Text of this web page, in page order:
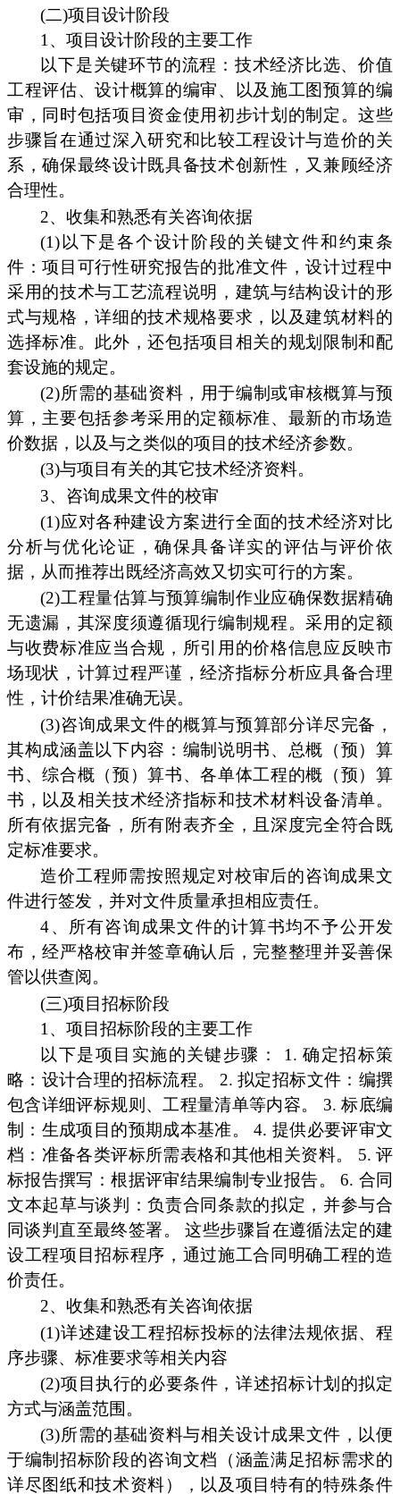
(二)项目设计阶段
1、项目设计阶段的主要工作
以下是关键环节的流程：技术经济比选、价值
工程评估、设计概算的编审、以及施工图预算的编
审，同时包括项目资金使用初步计划的制定。这些
步骤旨在通过深入研究和比较工程设计与造价的关
系，确保最终设计既具备技术创新性，又兼顾经济
合理性。
2、收集和熟悉有关咨询依据
(1)以下是各个设计阶段的关键文件和约束条
件：项目可行性研究报告的批准文件，设计过程中
采用的技术与工艺流程说明，建筑与结构设计的形
式与规格，详细的技术规格要求，以及建筑材料的
选择标准。此外，还包括项目相关的规划限制和配
套设施的规定。
(2)所需的基础资料，用于编制或审核概算与预
算，主要包括参考采用的定额标准、最新的市场造
价数据，以及与之类似的项目的技术经济参数。
(3)与项目有关的其它技术经济资料。
3、咨询成果文件的校审
(1)应对各种建设方案进行全面的技术经济对比
分析与优化论证，确保具备详实的评估与评价依
据，从而推荐出既经济高效又切实可行的方案。
(2)工程量估算与预算编制作业应确保数据精确
无遗漏，其深度须遵循现行编制规程。采用的定额
与收费标准应当合规，所引用的价格信息应反映市
场现状，计算过程严谨，经济指标分析应具备合理
性，计价结果准确无误。
(3)咨询成果文件的概算与预算部分详尽完备，
其构成涵盖以下内容：编制说明书、总概（预）算
书、综合概（预）算书、各单体工程的概（预）算
书，以及相关技术经济指标和技术材料设备清单。
所有依据完备，所有附表齐全，且深度完全符合既
定标准要求。
造价工程师需按照规定对校审后的咨询成果文
件进行签发，并对文件质量承担相应责任。
4、所有咨询成果文件的计算书均不予公开发
布，经严格校审并签章确认后，完整整理并妥善保
管以供查阅。
(三)项目招标阶段
1、项目招标阶段的主要工作
以下是项目实施的关键步骤： 1. 确定招标策
略：设计合理的招标流程。 2. 拟定招标文件：编撰
包含详细评标规则、工程量清单等内容。 3. 标底编
制：生成项目的预期成本基准。 4. 提供必要评审文
档：准备各类评标所需表格和其他相关资料。 5. 评
标报告撰写：根据评审结果编制专业报告。 6. 合同
文本起草与谈判：负责合同条款的拟定，并参与合
同谈判直至最终签署。 这些步骤旨在遵循法定的建
设工程项目招标程序，通过施工合同明确工程的造
价责任。
2、收集和熟悉有关咨询依据
(1)详述建设工程招标投标的法律法规依据、程
序步骤、标准要求等相关内容
(2)项目执行的必要条件，详述招标计划的拟定
方式与涵盖范围。
(3)所需的基础资料与相关设计成果文件，以便
于编制招标阶段的咨询文档（涵盖满足招标需求的
详尽图纸和技术资料），以及项目特有的特殊条件